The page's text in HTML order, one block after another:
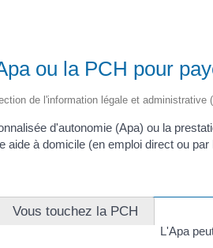
ou la PCH pour
de l'information légale et administrative
d'autonomie (Apa) ou la
aide à domicile (en emploi direct ou
Vous touchez la PCH
L'Apa